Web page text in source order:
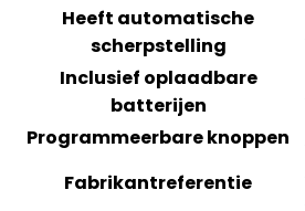
Heeft automatische
scherpstelling
Inclusief oplaadbare
batterijen
Programmeerbare knoppen
Fabrikantreferentie